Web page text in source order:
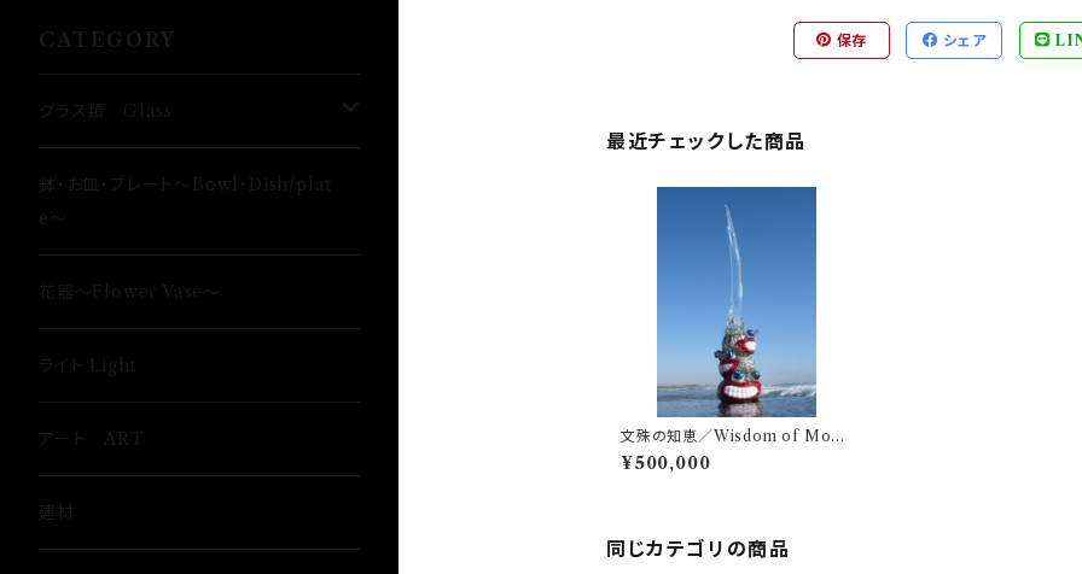
保存 シェア
最近チェックした商品
文殊の知恵／Wisdom of Monj
yu
¥500,000
同じカテゴリの商品
CATEGORY
グラス類 Glass
タンブラー〜Tumbler〜
日本酒〜SAKE〜
ロックグラス〜Rock Glass〜
ウイスキーグラス〜Whisky Glass
ゴブレット〜Goblet〜
ショットグラス〜Shot Glass
鉢・お皿・プレート〜Bowl・Dish/plat
e〜
花器〜Flower Vase〜
ライト Light
アート ART
建材